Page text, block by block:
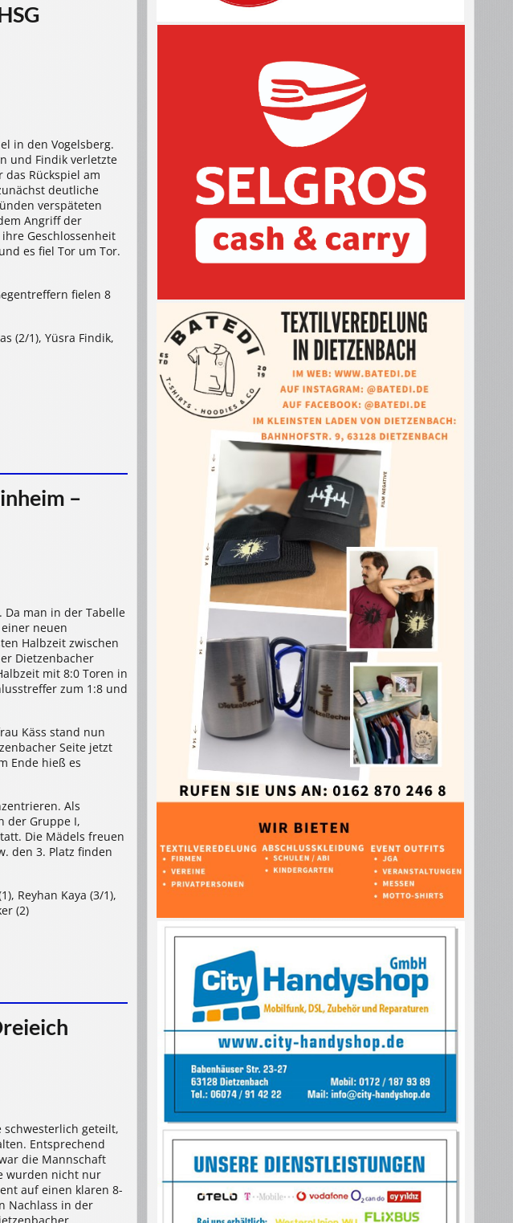
in den Vogelsberg.
und Findik verletzte
Rückspiel am
deutliche
verspäteten
Angriff der
Geschlossenheit
es fiel Tor um Tor.
fielen 8
(2/1), Yüsra Findik,
–
man in der Tabelle
neuen
Halbzeit zwischen
Dietzenbacher
mit 8:0 Toren in
zum 1:8 und
Käss stand nun
Seite jetzt
Ende hieß es
Als
der Gruppe I,
Die Mädels freuen
den 3. Platz finden
Reyhan Kaya (3/1),
(2)
schwesterlich geteilt,
Entsprechend
die Mannschaft
wurden nicht nur
auf einen klaren 8-
Nachlass in der